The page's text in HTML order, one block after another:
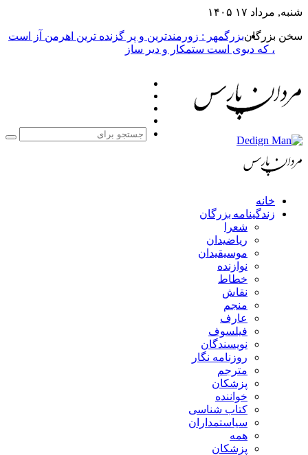
شنبه, مرداد ۱۷ ۱۴۰۵
سخن بزرگانبزرگمهر : زورمندترین و پر گزنده ترین اهرمن آز است
، که دیوی است ستمکار و دیر ساز
خانه
زندگینامه بزرگان
شعرا
ریاضیدان
موسیقیدان
نوازنده
خطاط
نقاش
منجم
عارف
فیلسوف
نویسندگان
روزنامه نگار
مترجم
پزشکان
خواننده
کتاب شناسی
سیاستمداران
همه
پزشکان